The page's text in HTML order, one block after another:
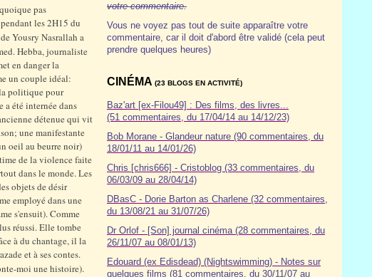
pas
les 2H15 du
de Yousry Nasrallah a
Hebba, journaliste
en danger la
un couple idéal:
politique pour
a été internée dans
détenue qui vit
une manifestante
oeil au beurre noir)
de la violence faite
dans le monde. Les
objets de désir
employé dans une
s'ensuit). Comme
réussi. Elle tombe
à du chantage, il la
et à ses contes.
moi une histoire).
votre commentaire.
Vous ne voyez pas tout de suite apparaître votre
commentaire, car il doit d'abord être validé (cela peut
prendre quelques heures)
CINÉMA (23 BLOGS EN ACTIVITÉ)
Baz'art [ex-Filou49] : Des films, des livres...
(51 commentaires, du 17/04/14 au 14/12/23)
Bob Morane - Glandeur nature (90 commentaires, du
18/01/11 au 14/01/26)
Chris [chris666] - Cristoblog (33 commentaires, du
06/03/09 au 28/04/14)
DBasC - Dorie Barton as Charlene (32 commentaires,
du 13/08/21 au 31/07/26)
Dr Orlof - [Son] journal cinéma (28 commentaires, du
26/11/07 au 08/01/13)
Edouard (ex Edisdead) (Nightswimming) - Notes sur
quelques films (81 commentaires, du 30/11/07 au